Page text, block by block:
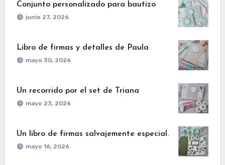
Conjunto personalizado para bautizo
junio 27, 2026
Libro de firmas y detalles de Paula
mayo 30, 2026
Un recorrido por el set de Triana
mayo 23, 2026
Un libro de firmas salvajemente especial.
mayo 16, 2026